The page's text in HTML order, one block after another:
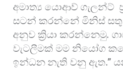
අමාත්‍ය යොආව් ගැලන්ට්
සටන් කරන්නේ මිනිස්
අනුව ක්‍රියා කරන්නෙමු.
වැටලීමක් මම නියෝග
ඉන්ධන නැති වනු ඇත.”